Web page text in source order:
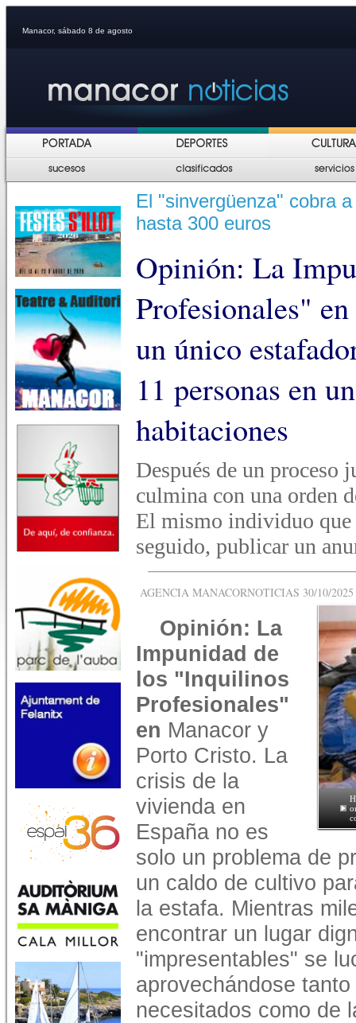
Manacor, sábado 8 de agosto
El "sinvergüenza" cobra
hasta 300 euros
Opinión: La
Profesionales"
un único
11 personas en
habitaciones
Después de un proceso
culmina con una orden
El mismo individuo que
seguido, publicar un
AGENCIA MANACORNOTICIAS 30/10/
Opinión: La
Impunidad de
los "Inquilinos
Profesionales"
en Manacor y
Porto Cristo. La
crisis de la
vivienda en
España no es
solo un problema de
un caldo de cultivo
la estafa. Mientras
encontrar un lugar
"impresentables" se
aprovechándose
necesitados como de